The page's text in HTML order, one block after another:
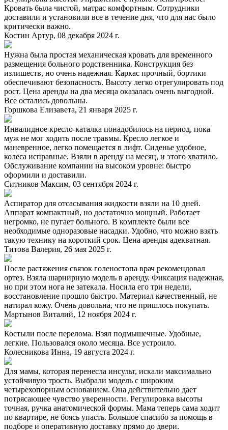
Кровать была чистой, матрас комфортным. Сотрудники
доставили и установили все в течение дня, что для нас было
критически важно.
Костин Артур, 08 декабря 2024 г.
Нужна была простая механическая кровать для временного
размещения больного родственника. Конструкция без
излишеств, но очень надежная. Каркас прочный, бортики
обеспечивают безопасность. Высоту легко отрегулировать под
рост. Цена аренды на два месяца оказалась очень выгодной.
Все остались довольны.
Горшкова Елизавета, 21 января 2025 г.
Инвалидное кресло-каталка понадобилось на период, пока
муж не мог ходить после травмы. Кресло легкое и
маневренное, легко помещается в лифт. Сиденье удобное,
колеса исправные. Взяли в аренду на месяц, и этого хватило.
Обслуживание компании на высоком уровне: быстро
оформили и доставили.
Ситников Максим, 03 сентября 2024 г.
Аспиратор для отсасывания жидкости взяли на 10 дней.
Аппарат компактный, но достаточно мощный. Работает
негромко, не пугает больного. В комплекте были все
необходимые одноразовые насадки. Удобно, что можно взять
такую технику на короткий срок. Цена аренды адекватная.
Титова Валерия, 26 мая 2025 г.
После растяжения связок голеностопа врач рекомендовал
ортез. Взяла шарнирную модель в аренду. Фиксация надежная,
но при этом нога не затекала. Носила его три недели,
восстановление прошло быстро. Материал качественный, не
натирал кожу. Очень довольна, что не пришлось покупать.
Мартынов Виталий, 12 ноября 2024 г.
Костыли после перелома. Взял подмышечные. Удобные,
легкие. Пользовался около месяца. Все устроило.
Колесникова Инна, 19 августа 2024 г.
Для мамы, которая перенесла инсульт, искали максимально
устойчивую трость. Выбрали модель с широким
четырехопорным основанием. Она действительно дает
потрясающее чувство уверенности. Регулировка высоты
точная, ручка анатомической формы. Мама теперь сама ходит
по квартире, не боясь упасть. Большое спасибо за помощь в
подборе и оперативную доставку прямо до двери.